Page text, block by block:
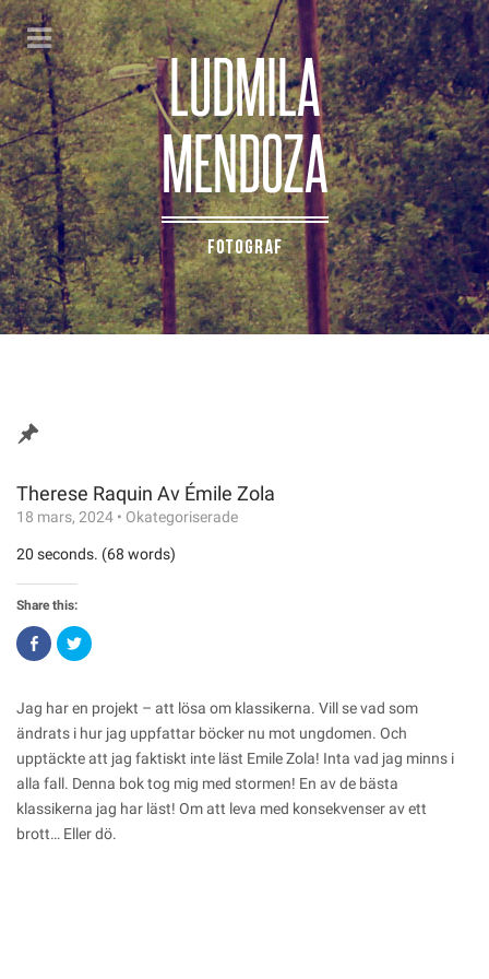
Therese Raquin Av Émile Zola
18 mars, 2024 • Okategoriserade
20 seconds. (68 words)
Share this:
Click
to
share
(Opens
in
new
Click
to
(Opens
in
new
window)
Jag har en projekt – att lösa om klassikerna. Vill se vad som
ändrats i hur jag uppfattar böcker nu mot ungdomen. Och
upptäckte att jag faktiskt inte läst Emile Zola! Inta vad jag minns i
alla fall. Denna bok tog mig med stormen! En av de bästa
klassikerna jag har läst! Om att leva med konsekvenser av ett
brott… Eller dö.